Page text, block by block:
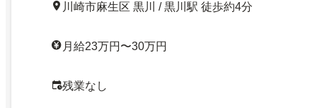
川崎市麻生区 黒川 / 黒川駅 徒歩約4分
月給23万円〜30万円
残業なし